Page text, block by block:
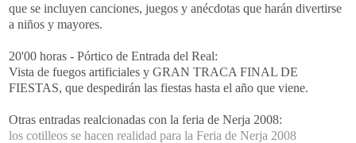
que se incluyen canciones, juegos y anécdotas que harán divertirse
a niños y mayores.
20'00 horas - Pórtico de Entrada del Real:
Vista de fuegos artificiales y GRAN TRACA FINAL DE
FIESTAS, que despedirán las fiestas hasta el año que viene.
Otras entradas realcionadas con la feria de Nerja 2008:
los cotilleos se hacen realidad para la Feria de Nerja 2008